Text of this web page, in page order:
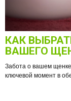
КАК
ВАШЕГО
Забота о вашем
ключевой момент в